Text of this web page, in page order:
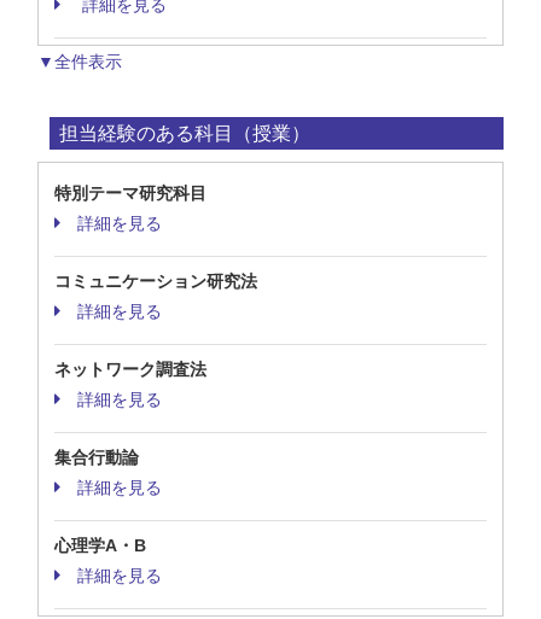
詳細を見る
▼全件表示
担当経験のある科目（授業）
特別テーマ研究科目
詳細を見る
コミュニケーション研究法
詳細を見る
ネットワーク調査法
詳細を見る
集合行動論
詳細を見る
心理学A・B
詳細を見る